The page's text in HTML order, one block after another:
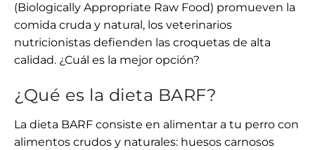
(Biologically Appropriate Raw Food) promueven la
comida cruda y natural, los veterinarios
nutricionistas defienden las croquetas de alta
calidad. ¿Cuál es la mejor opción?
¿Qué es la dieta BARF?
La dieta BARF consiste en alimentar a tu perro con
alimentos crudos y naturales: huesos carnosos